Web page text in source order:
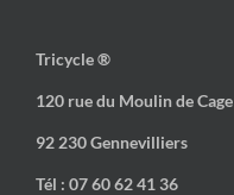
Tricycle ®
120 rue du Moulin de Cage
92 230 Gennevilliers
Tél : 07 60 62 41 36